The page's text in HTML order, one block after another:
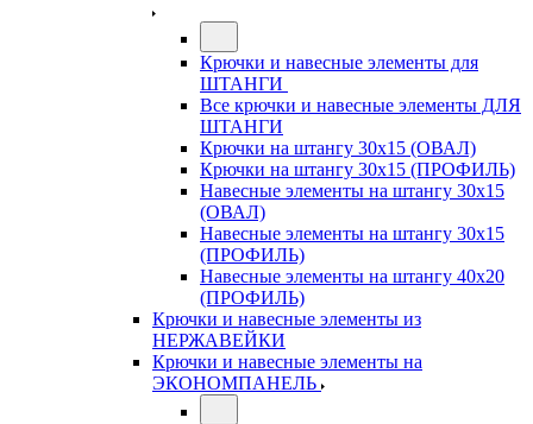
Крючки и навесные элементы для
ШТАНГИ
Все крючки и навесные элементы ДЛЯ
ШТАНГИ
Крючки на штангу 30х15 (ОВАЛ)
Крючки на штангу 30х15 (ПРОФИЛЬ)
Навесные элементы на штангу 30х15
(ОВАЛ)
Навесные элементы на штангу 30х15
(ПРОФИЛЬ)
Навесные элементы на штангу 40х20
(ПРОФИЛЬ)
Крючки и навесные элементы из
НЕРЖАВЕЙКИ
Крючки и навесные элементы на
ЭКОНОМПАНЕЛЬ